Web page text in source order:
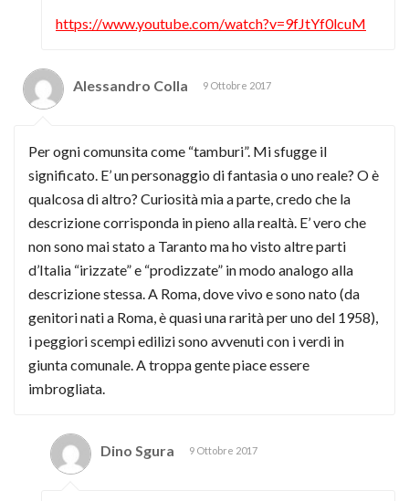
https://www.youtube.com/watch?v=9fJtYf0lcuM
Alessandro Colla 9 Ottobre 2017
Per ogni comunsita come “tamburi”. Mi sfugge il
significato. E’ un personaggio di fantasia o uno reale? O è
qualcosa di altro? Curiosità mia a parte, credo che la
descrizione corrisponda in pieno alla realtà. E’ vero che
non sono mai stato a Taranto ma ho visto altre parti
d’Italia “irizzate” e “prodizzate” in modo analogo alla
descrizione stessa. A Roma, dove vivo e sono nato (da
genitori nati a Roma, è quasi una rarità per uno del 1958),
i peggiori scempi edilizi sono avvenuti con i verdi in
giunta comunale. A troppa gente piace essere
imbrogliata.
Dino Sgura 9 Ottobre 2017